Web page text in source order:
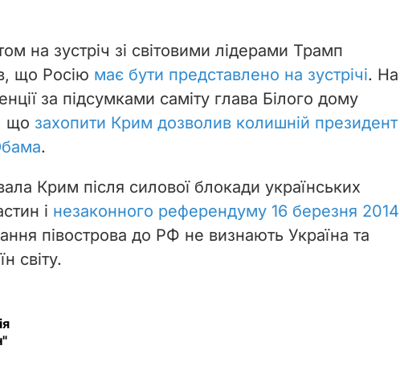
на зустріч зі світовими лідерами Трамп
що Росію має бути представлено на зустрічі. На
за підсумками саміту глава Білого дому
що захопити Крим дозволив колишній президент
.
Крим після силової блокади українських
і незаконного референдуму 16 березня 2014
півострова до РФ не визнають Україна та
світу.